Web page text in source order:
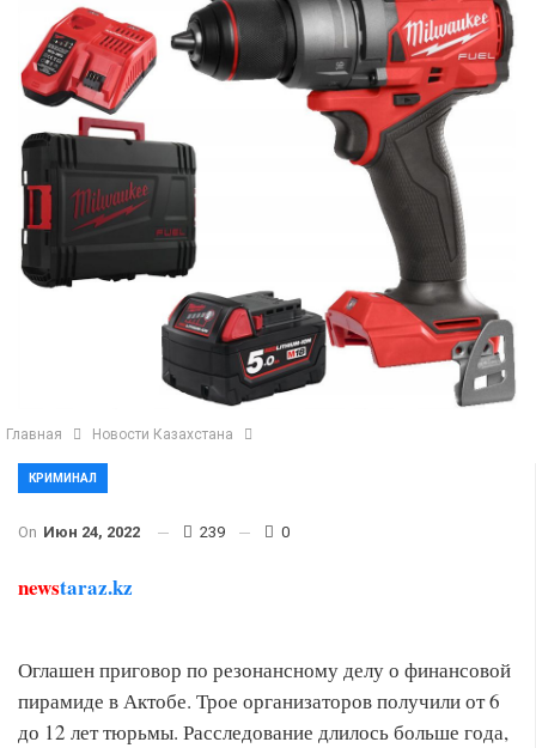
Главная Новости Казахстана
КРИМИНАЛ
On Июн 24, 2022 239 0
newstaraz.kz
Оглашен приговор по резонансному делу о финансовой
пирамиде в Актобе. Трое организаторов получили от 6
до 12 лет тюрьмы. Расследование длилось больше года,